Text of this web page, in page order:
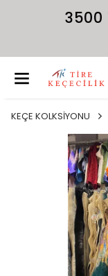
3500
KEÇE KOLKSİYONU